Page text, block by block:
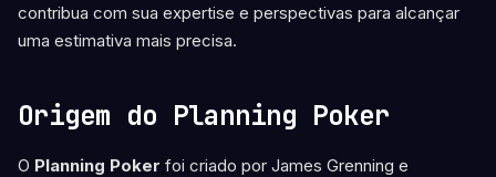
contribua com sua expertise e perspectivas para alcançar
uma estimativa mais precisa.
Origem do Planning Poker
O Planning Poker foi criado por James Grenning e